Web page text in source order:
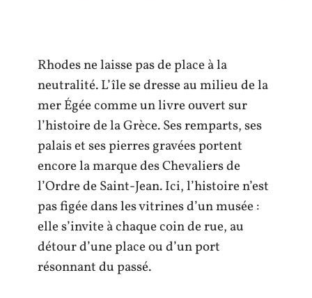
Rhodes ne laisse pas de place à la
neutralité. L’île se dresse au milieu de la
mer Égée comme un livre ouvert sur
l’histoire de la Grèce. Ses remparts, ses
palais et ses pierres gravées portent
encore la marque des Chevaliers de
l’Ordre de Saint-Jean. Ici, l’histoire n’est
pas figée dans les vitrines d’un musée :
elle s’invite à chaque coin de rue, au
détour d’une place ou d’un port
résonnant du passé.